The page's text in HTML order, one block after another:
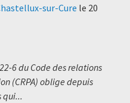
sur-Cure le 20
6 du Code des relations
(CRPA) oblige depuis
qui...